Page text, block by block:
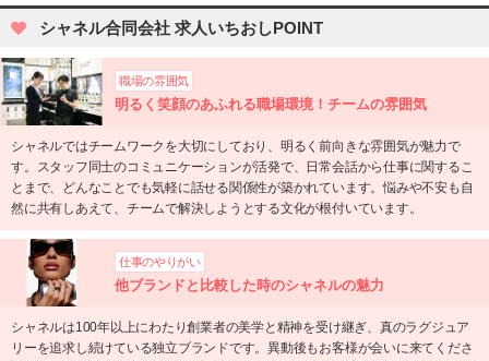
シャネル合同会社 求人いちおしPOINT
職場の雰囲気
明るく笑顔のあふれる職場環境！チームの雰囲気
シャネルではチームワークを大切にしており、明るく前向きな雰囲気が魅力で
す。スタッフ同士のコミュニケーションが活発で、日常会話から仕事に関するこ
とまで、どんなことでも気軽に話せる関係性が築かれています。悩みや不安も自
然に共有しあえて、チームで解決しようとする文化が根付いています。
仕事のやりがい
他ブランドと比較した時のシャネルの魅力
シャネルは100年以上にわたり創業者の美学と精神を受け継ぎ、真のラグジュア
リーを追求し続けている独立ブランドです。異動後もお客様が会いに来てくださ